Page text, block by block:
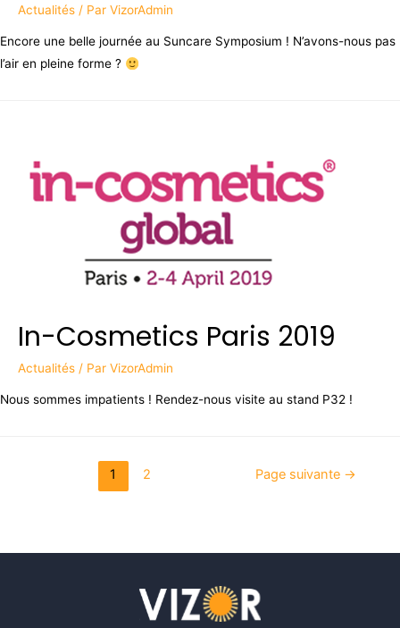
Actualités / Par VizorAdmin
Encore une belle journée au Suncare Symposium ! N’avons-nous pas
l’air en pleine forme ?
In-Cosmetics Paris 2019
Actualités / Par VizorAdmin
Nous sommes impatients ! Rendez-nous visite au stand P32 !
1 2 Page suivante →